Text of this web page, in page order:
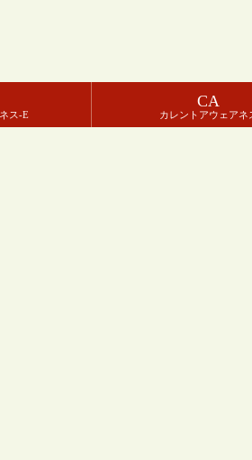
ス-E
CA
カレントアウェアネ